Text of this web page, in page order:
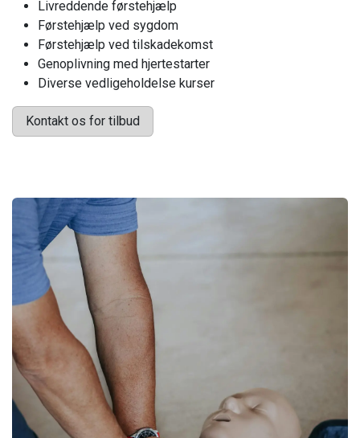
Livreddende førstehjælp
Førstehjælp ved sygdom
Førstehjælp ved tilskadekomst
Genoplivning med hjertestarter
Diverse vedligeholdelse kurser
Kontakt os for tilbud